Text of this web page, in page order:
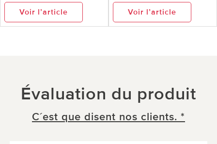
Voir l’article Voir l’article
Évaluation du produit
C´est que disent nos clients. *